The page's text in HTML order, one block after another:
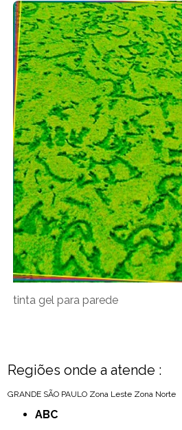
tinta gel para parede
Regiões onde a atende :
GRANDE SÃO PAULO Zona Leste Zona Norte
ABC